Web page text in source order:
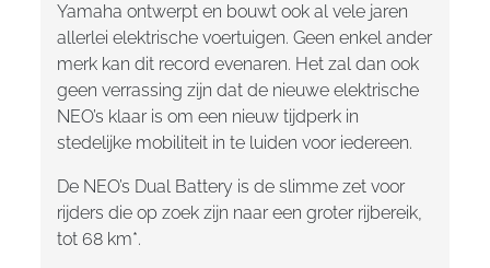
Yamaha ontwerpt en bouwt ook al vele jaren
allerlei elektrische voertuigen. Geen enkel ander
merk kan dit record evenaren. Het zal dan ook
geen verrassing zijn dat de nieuwe elektrische
NEO’s klaar is om een nieuw tijdperk in
stedelijke mobiliteit in te luiden voor iedereen.
De NEO’s Dual Battery is de slimme zet voor
rijders die op zoek zijn naar een groter rijbereik,
tot 68 km*.